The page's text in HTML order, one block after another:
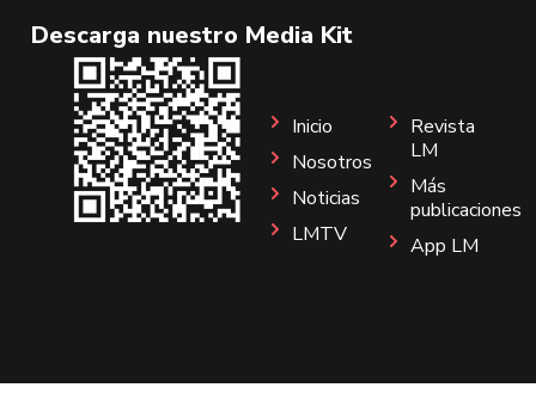
Descarga nuestro Media Kit
Inicio
Nosotros
Noticias
LMTV
Revista
LM
Más
publicaciones
App LM